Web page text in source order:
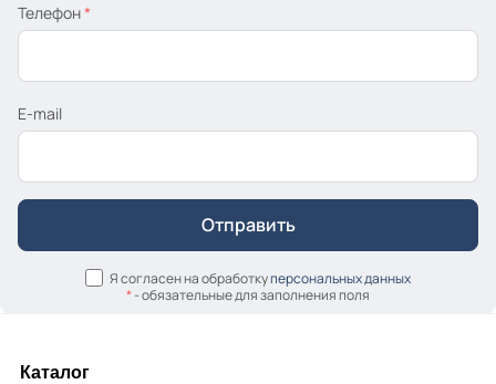
Телефон*
E-mail
Я согласен на обработкуперсональных данных
*- обязательные для заполнения поля
Каталог